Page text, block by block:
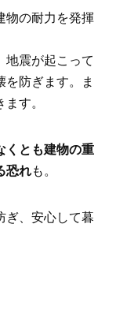
物の耐力を発揮
地震が起こって
を防ぎます。ま
す。
くとも建物の重
恐れも。
ぎ、安心して暮